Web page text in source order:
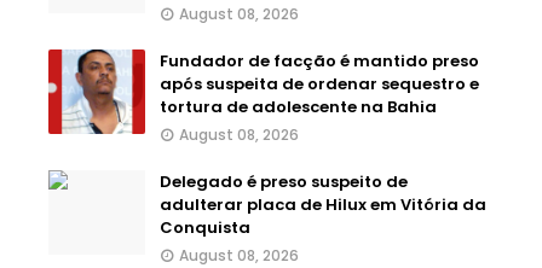
August 08, 2026
Fundador de facção é mantido preso
após suspeita de ordenar sequestro e
tortura de adolescente na Bahia
August 08, 2026
Delegado é preso suspeito de
adulterar placa de Hilux em Vitória da
Conquista
August 08, 2026